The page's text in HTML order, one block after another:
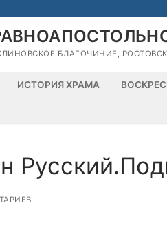
БЛАГОЧИНИЕ,
ИСТОРИЯ ХРАМА